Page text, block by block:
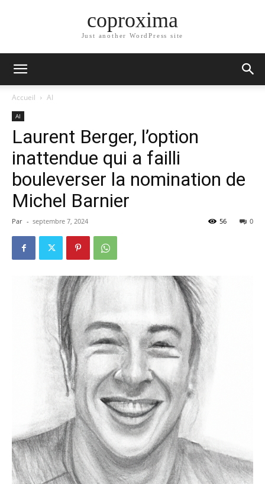
coproxima
Just another WordPress site
Accueil AI
AI
Laurent Berger, l’option
inattendue qui a failli
bouleverser la nomination de
Michel Barnier
Par - septembre 7, 2024 0
56